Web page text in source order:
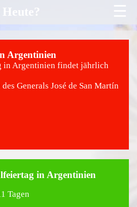
☰
Argentinien
in Argentinien findet jährlich
Generals José de San Martín
in Argentinien
Tagen